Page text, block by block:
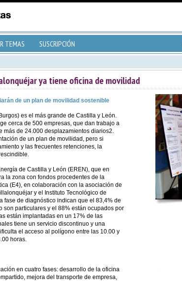
TEMAS SUSCRIPCIÓN
ya tiene oficina de movilidad
de un plan de movilidad sostenible
es el más grande de Castilla y León.
cerca de 500 empresas, que dan trabajo a
más de 24.000 desplazamientos diarios2.
de un plan de movilidad, pero si
y las frecuentes retenciones, la
de Castilla y León (EREN), que en
la zona con fondos procedentes de la
(E4), en colaboración con la asociación de
y el Instituto Tecnológico de
fase de diagnóstico indican que el 83,4% de
son particulares y el 88% están ocupados por
están implantadas en un 17% de las
tiene un servicio discontinuo y una
el acceso al polígono entre las 10.00 y
horas.
en cuatro fases: desarrollo de la oficina
mejora del transporte de empresa,